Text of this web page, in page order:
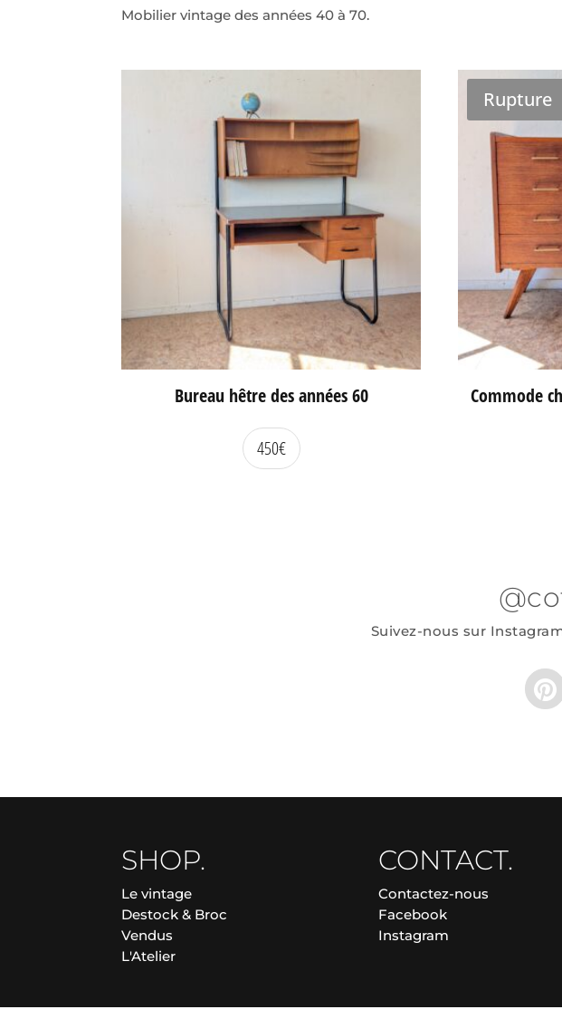
Mobilier vintage des années 40 à 70.
Bureau hêtre des années 60
450€
Rupture
Commode
Suivez-nous sur
SHOP.
Le vintage
Destock & Broc
Vendus
L'Atelier
CONTACT.
Contactez-nous
Facebook
Instagram